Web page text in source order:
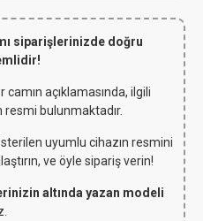
siparişlerinizde doğru
açıklamasında, ilgili
resmi bulunmaktadır.
uyumlu cihazın resmini
ve öyle sipariş verin!
altında yazan modeli